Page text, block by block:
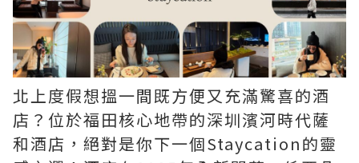
北上度假想搵一間既方便又充滿驚喜的酒
店？位於福田核心地帶的深圳濱河時代薩
和酒店，絕對是你下一個Staycation的靈